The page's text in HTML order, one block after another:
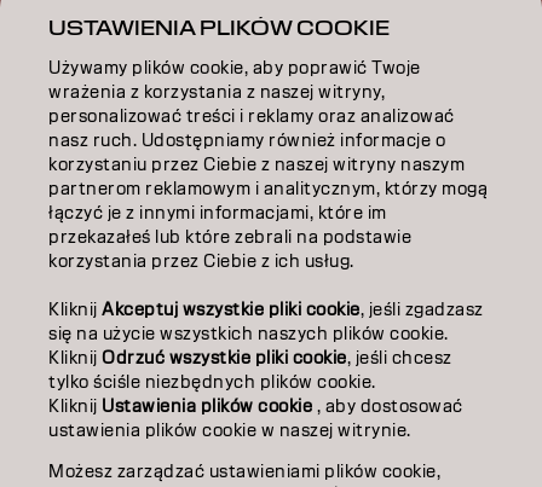
INSPIRACJA
EDUKACJA
O NAS
ZOSTAŃ PARTNEREM
SKONTAKTUJ SIĘ Z NAMI
KontaktPolityka prywatności
Polityka dotycząca plików cookieWarunki użytkowania
Dostępność
Zaangażowanie na rzecz zrównoważonego rozwoju
USTAWIENIA PLIKÓW COOKIE
Używamy plików cookie, aby poprawić Twoje
wrażenia z korzystania z naszej witryny,
personalizować treści i reklamy oraz analizować
nasz ruch. Udostępniamy również informacje o
korzystaniu przez Ciebie z naszej witryny naszym
partnerom reklamowym i analitycznym, którzy mogą
łączyć je z innymi informacjami, które im
przekazałeś lub które zebrali na podstawie
korzystania przez Ciebie z ich usług.
KliknijAkceptuj wszystkie pliki cookie, jeśli zgadzasz
się na użycie wszystkich naszych plików cookie.
KliknijOdrzuć wszystkie pliki cookie, jeśli chcesz
tylko ściśle niezbędnych plików cookie.
Kliknij Ustawienia plików cookie , aby dostosować
ustawienia plików cookie w naszej witrynie.
Możesz zarządzać ustawieniami plików cookie,